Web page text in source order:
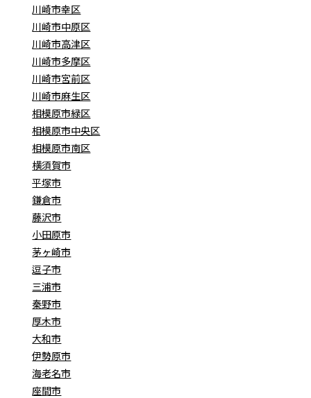
川崎市幸区
川崎市中原区
川崎市高津区
川崎市多摩区
川崎市宮前区
川崎市麻生区
相模原市緑区
相模原市中央区
相模原市南区
横須賀市
平塚市
鎌倉市
藤沢市
小田原市
茅ヶ崎市
逗子市
三浦市
秦野市
厚木市
大和市
伊勢原市
海老名市
座間市